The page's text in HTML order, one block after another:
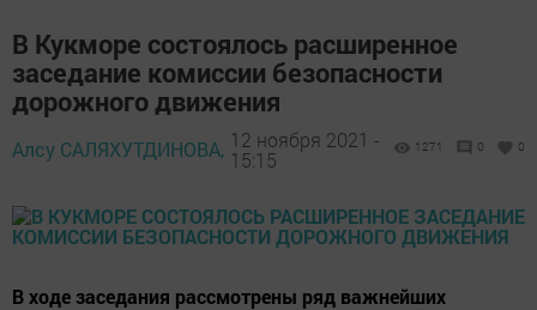
В Кукморе состоялось расширенное
заседание комиссии безопасности
дорожного движения
Алсу САЛЯХУТДИНОВА, 12 ноября 2021 -
15:15
1271 0 0
В ходе заседания рассмотрены ряд важнейших